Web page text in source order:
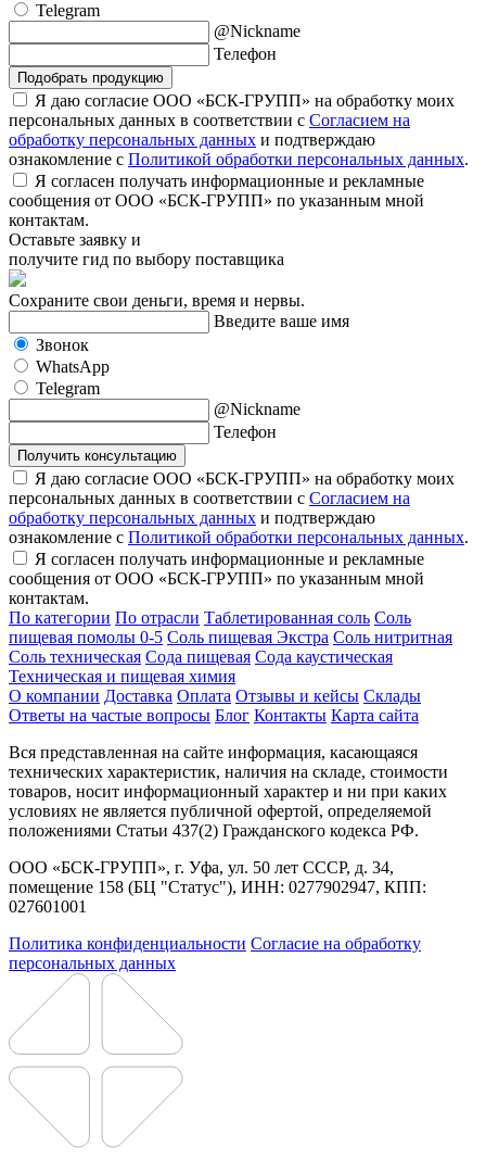
Telegram
@Nickname
Телефон
Подобрать продукцию
Я даю согласие ООО «БСК-ГРУПП» на обработку моих
персональных данных в соответствии с Согласием на
обработку персональных данных и подтверждаю
ознакомление с Политикой обработки персональных данных.
Я согласен получать информационные и рекламные
сообщения от ООО «БСК-ГРУПП» по указанным мной
контактам.
Оставьте заявку и
получите гид по выбору поставщика
Сохраните свои деньги, время и нервы.
Введите ваше имя
Звонок
WhatsApp
Telegram
@Nickname
Телефон
Получить консультацию
Я даю согласие ООО «БСК-ГРУПП» на обработку моих
персональных данных в соответствии с Согласием на
обработку персональных данных и подтверждаю
ознакомление с Политикой обработки персональных данных.
Я согласен получать информационные и рекламные
сообщения от ООО «БСК-ГРУПП» по указанным мной
контактам.
По категории По отрасли Таблетированная соль Соль
пищевая помолы 0-5 Соль пищевая Экстра Соль нитритная
Соль техническая Сода пищевая Сода каустическая
Техническая и пищевая химия
О компании Доставка Оплата Отзывы и кейсы Склады
Ответы на частые вопросы Блог Контакты Карта сайта
Вся представленная на сайте информация, касающаяся
технических характеристик, наличия на складе, стоимости
товаров, носит информационный характер и ни при каких
условиях не является публичной офертой, определяемой
положениями Статьи 437(2) Гражданского кодекса РФ.
ООО «БСК-ГРУПП», г. Уфа, ул. 50 лет СССР, д. 34,
помещение 158 (БЦ "Статус"), ИНН: 0277902947, КПП:
027601001
Политика конфиденциальности Согласие на обработку
персональных данных